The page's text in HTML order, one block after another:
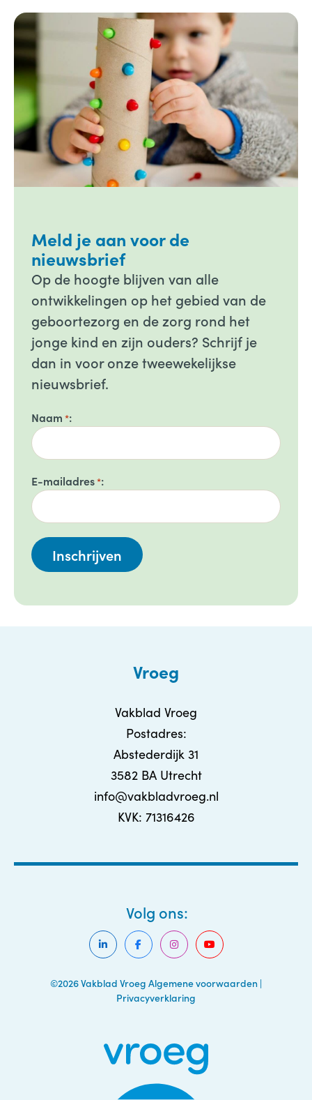
Meld je aan voor de
nieuwsbrief
Op de hoogte blijven van alle
ontwikkelingen op het gebied van de
geboortezorg en de zorg rond het
jonge kind en zijn ouders? Schrijf je
dan in voor onze tweewekelijkse
nieuwsbrief.
Naam *
E-mailadres*
Vroeg
Vakblad Vroeg
Postadres:
Abstederdijk 31
3582 BA Utrecht
info@vakbladvroeg.nl
KVK: 71316426
©2026 Vakblad Vroeg Algemene voorwaarden |
Privacyverklaring
Volg ons: